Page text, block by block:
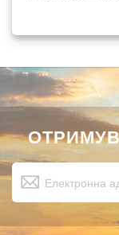
Підпишіться
на
нашу
розсилку
новин: